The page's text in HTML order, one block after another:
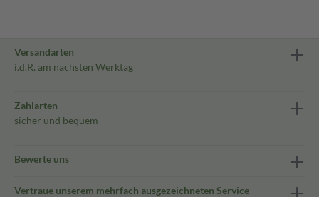
Versandarten
i.d.R. am nächsten Werktag
Zahlarten
sicher und bequem
Bewerte uns
Vertraue unserem mehrfach ausgezeichneten Service